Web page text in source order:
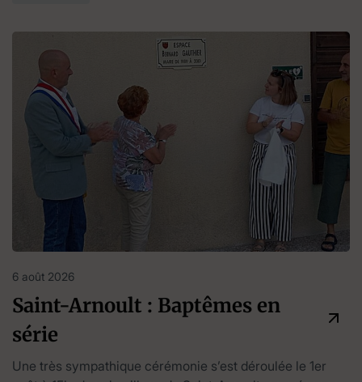
6 août 2026
Saint-Arnoult : Baptêmes en
série
Une très sympathique cérémonie s’est déroulée le 1er